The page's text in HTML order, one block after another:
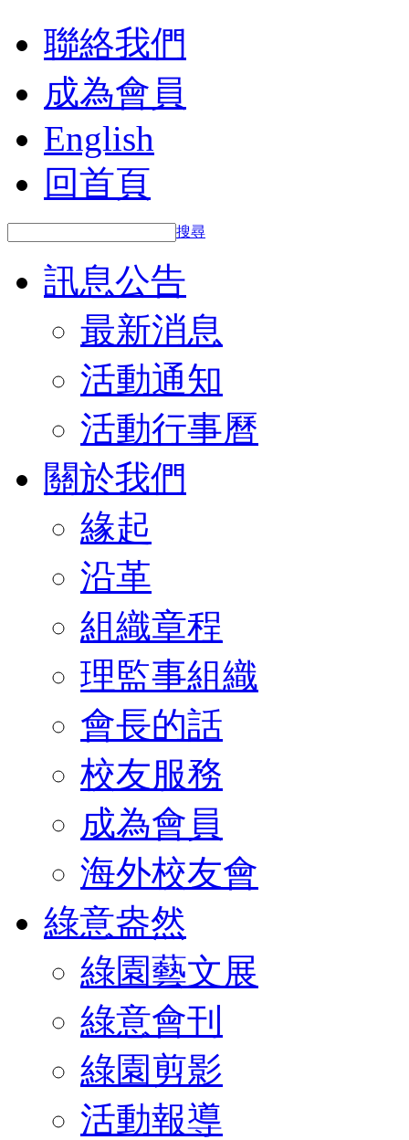
聯絡我們
成為會員
English
回首頁
搜尋
訊息公告
最新消息
活動通知
活動行事曆
關於我們
緣起
沿革
組織章程
理監事組織
會長的話
校友服務
成為會員
海外校友會
綠意盎然
綠園藝文展
綠意會刊
綠園剪影
活動報導